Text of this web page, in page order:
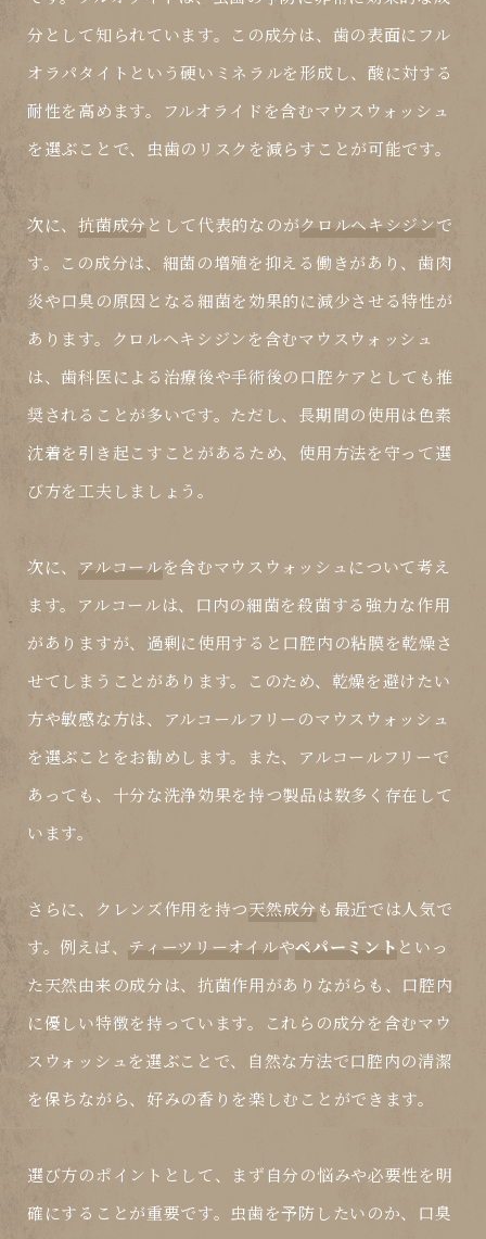
分として知られています。この成分は、歯の表面にフル
オラパタイトという硬いミネラルを形成し、酸に対する
耐性を高めます。フルオライドを含むマウスウォッシュ
を選ぶことで、虫歯のリスクを減らすことが可能です。
次に、抗菌成分として代表的なのがクロルヘキシジンで
す。この成分は、細菌の増殖を抑える働きがあり、歯肉
炎や口臭の原因となる細菌を効果的に減少させる特性が
あります。クロルヘキシジンを含むマウスウォッシュ
は、歯科医による治療後や手術後の口腔ケアとしても推
奨されることが多いです。ただし、長期間の使用は色素
沈着を引き起こすことがあるため、使用方法を守って選
び方を工夫しましょう。
次に、 アルコールを含むマウスウォッシュについて考え
ます。アルコールは、口内の細菌を殺菌する強力な作用
がありますが、過剰に使用すると口腔内の粘膜を乾燥さ
せてしまうことがあります。このため、乾燥を避けたい
方や敏感な方は、アルコールフリーのマウスウォッシュ
を選ぶことをお勧めします。また、アルコールフリーで
あっても、十分な洗浄効果を持つ製品は数多く存在して
います。
さらに、クレンズ作用を持つ天然成分も最近では人気で
す。例えば、 ティーツリーオイルやペパーミント といっ
た天然由来の成分は、抗菌作用がありながらも、口腔内
に優しい特徴を持っています。これらの成分を含むマウ
スウォッシュを選ぶことで、自然な方法で口腔内の清潔
を保ちながら、好みの香りを楽しむことができます。
選び方のポイントとして、まず自分の悩みや必要性を明
確にすることが重要です。虫歯を予防したいのか、口臭